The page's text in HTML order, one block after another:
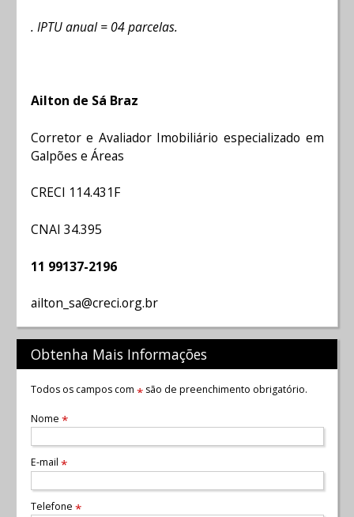
. IPTU anual = 04 parcelas.
Ailton de Sá Braz
Corretor e Avaliador Imobiliário especializado em
Galpões e Áreas
CRECI 114.431F
CNAI 34.395
11 99137-2196
ailton_sa@creci.org.br
Obtenha Mais Informações
Todos os campos com *são de preenchimento obrigatório.
Nome *
E-mail *
Telefone *